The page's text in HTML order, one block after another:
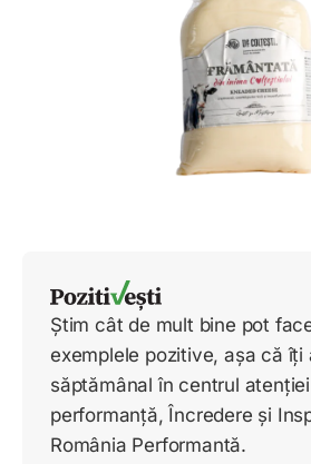
Știm cât de mult bine pot
exemplele pozitive, așa că îți
săptămânal în centrul
performanță, Încredere și
România Performantă.